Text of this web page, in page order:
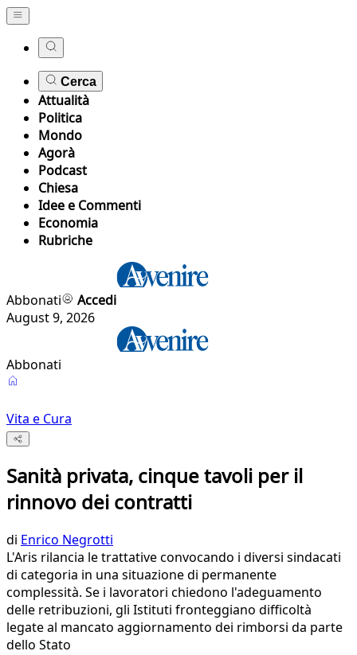
Cerca
Attualità
Politica
Mondo
Agorà
Podcast
Chiesa
Idee e Commenti
Economia
Rubriche
Abbonati
Accedi
August 9, 2026
Abbonati
Vita e Cura
Sanità privata, cinque tavoli per il
rinnovo dei contratti
di Enrico Negrotti
L'Aris rilancia le trattative convocando i diversi sindacati
di categoria in una situazione di permanente
complessità. Se i lavoratori chiedono l'adeguamento
delle retribuzioni, gli Istituti fronteggiano difficoltà
legate al mancato aggiornamento dei rimborsi da parte
dello Stato